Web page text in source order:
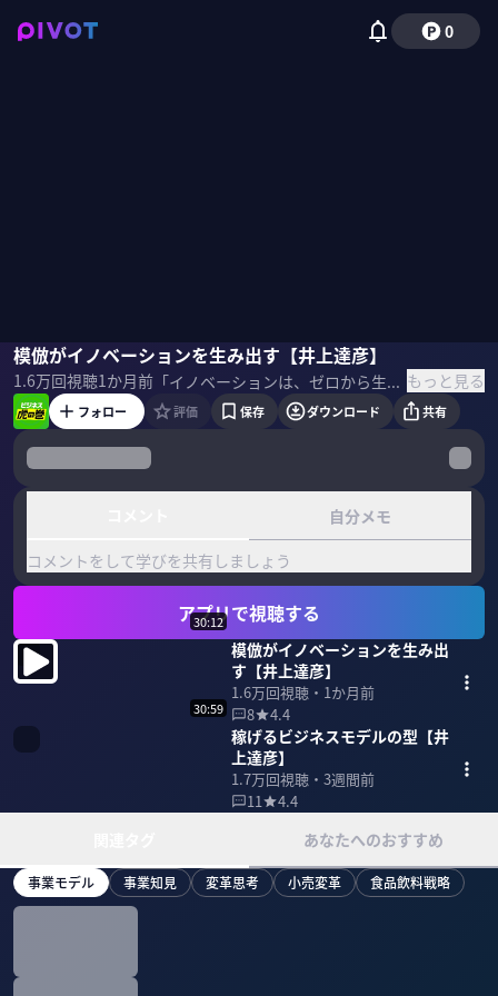
0
模倣がイノベーションを生み出す【井上達彦】
1.6万回視聴1か月前 「イノベーションは、ゼロから生まれない」 ビジネスモデル研究の第一人者・井上達彦教授（早稲田大学）が、スターバックスもドトールもマクドナルドも「模倣」から生まれたという事実から、"良い真似"の技法を解き明かす。 ＜目次＞ もっと見る
井上達彦竹内由恵
フォロー 評価 保存 ダウンロード 共有
自分メモ
コメントをして学びを共有しましょう
アプリで視聴する
30:12
模倣がイノベーションを生み出
す【井上達彦】
1.6万回視聴・ 1か月前
8
4.4
30:59
稼げるビジネスモデルの型【井
上達彦】
1.7万回視聴・ 3週間前
11
4.4
あなたへのおすすめ
事業モデル 事業知見 変革思考 小売変革 食品飲料戦略